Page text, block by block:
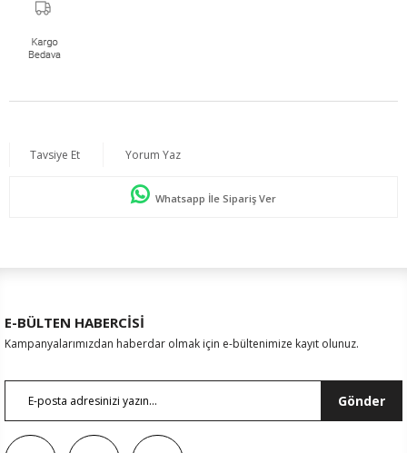
Tavsiye Et Yorum Yaz
Whatsapp İle Sipariş Ver
E-BÜLTEN HABERCİSİ
Kampanyalarımızdan haberdar olmak için e-bültenimize kayıt olunuz.
Gönder